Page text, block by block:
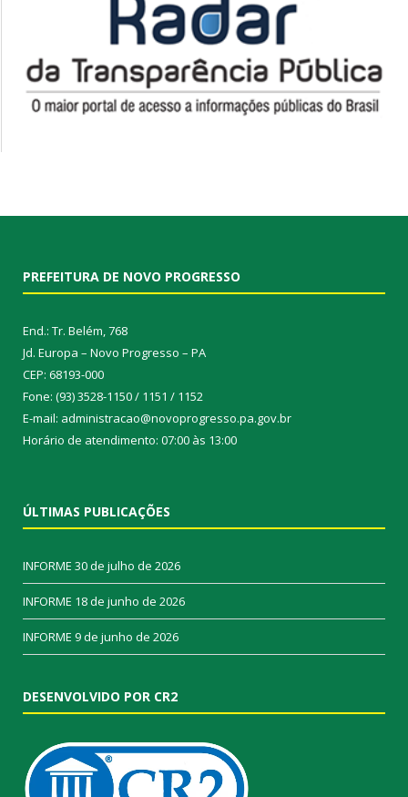
PREFEITURA DE NOVO PROGRESSO
End.: Tr. Belém, 768
Jd. Europa – Novo Progresso – PA
CEP: 68193-000
Fone: (93) 3528-1150 / 1151 / 1152
E-mail: administracao@novoprogresso.pa.gov.br
Horário de atendimento: 07:00 às 13:00
ÚLTIMAS PUBLICAÇÕES
INFORME 30 de julho de 2026
INFORME 18 de junho de 2026
INFORME 9 de junho de 2026
DESENVOLVIDO POR CR2